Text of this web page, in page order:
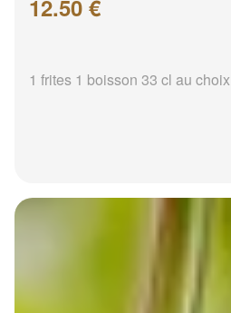
12.50 €
1 frites 1 boisson 33 cl au choix